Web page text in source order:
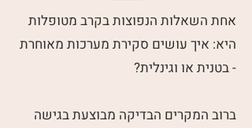
אחת השאלות הנפוצות בקרב מטופלות
היא: איך עושים סקירת מערכות מאוחרת
- בטנית או וגינלית?
ברוב המקרים הבדיקה מבוצעת בגישה